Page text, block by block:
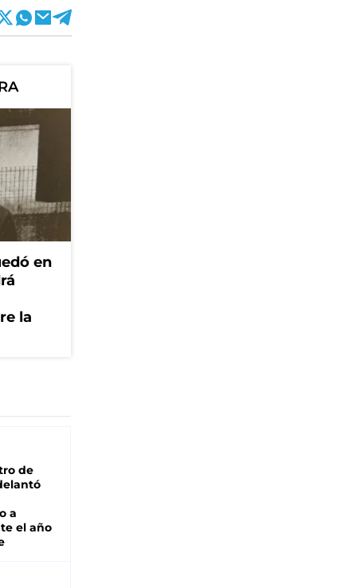
en
la
de
a
el año